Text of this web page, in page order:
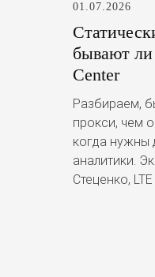
01.07.2026
бывают
Center
Разбираем,
прокси, чем
когда нужны
аналитики.
Стеценко,